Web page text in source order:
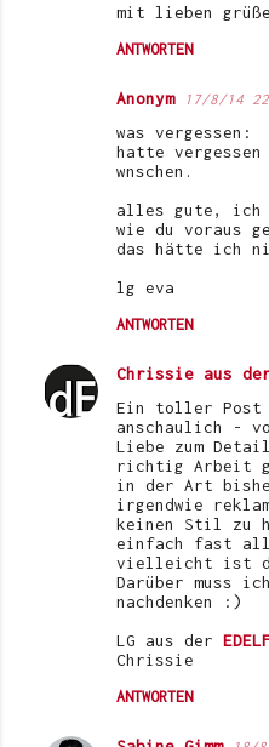
mit lieben
ANTWORTEN
Anonym 17/8/14
was vergessen:
hatte
wnschen.
alles gute, ich
wie du voraus
das hätte ich
lg eva
ANTWORTEN
Chrissie aus
Ein toller Post
anschaulich -
Liebe zum
richtig Arbeit
in der Art
irgendwie
keinen Stil zu
einfach fast
vielleicht ist
Darüber muss
nachdenken :)
LG aus der
Chrissie
ANTWORTEN